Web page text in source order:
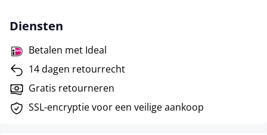
Diensten
Betalen met Ideal
14 dagen retourrecht
Gratis retourneren
SSL-encryptie voor een veilige aankoop